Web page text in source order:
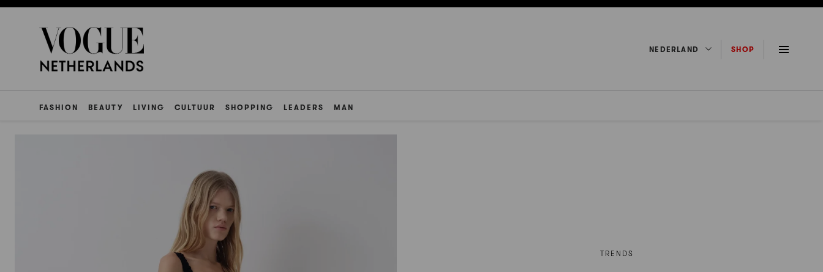
NEDERLAND SHOP
FASHION BEAUTY LIVING CULTUUR SHOPPING LEADERS MAN
TRENDS